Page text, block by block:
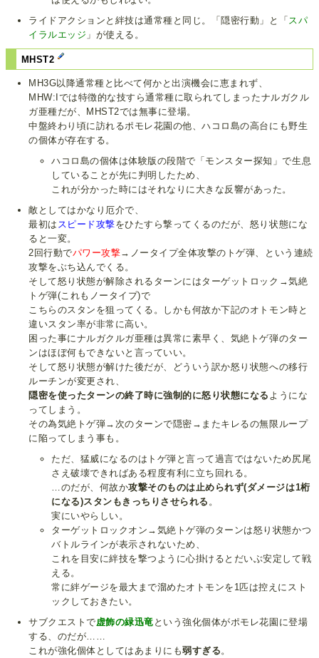
ライドアクションと絆技は通常種と同じ。「隠密行動」と「 スパ
イラルエッジ 」が使える。
MHST2
MH3G以降通常種と比べて何かと出演機会に恵まれず、
MHW:Iでは特徴的な技すら通常種に取られてしまったナルガクル
ガ亜種だが、MHST2では無事に登場。
中盤終わり頃に訪れるポモレ花園の他、ハコロ島の高台にも野生
の個体が存在する。
ハコロ島の個体は体験版の段階で「モンスター探知」で生息
していることが先に判明したため、
これが分かった時にはそれなりに大きな反響があった。
敵としてはかなり厄介で、
最初は スピード攻撃をひたすら撃ってくるのだが、怒り状態にな
ると一変。
2回行動でパワー攻撃→ノータイプ全体攻撃のトゲ弾、という連続
攻撃をぶち込んでくる。
そして怒り状態が解除されるターンにはターゲットロック→気絶
トゲ弾(これもノータイプ)で
こちらのスタンを狙ってくる。しかも何故か下記のオトモン時と
違いスタン率が非常に高い。
困った事にナルガクルガ亜種は異常に素早く、気絶トゲ弾のター
ンはほぼ何もできないと言っていい。
そして怒り状態が解けた後だが、どういう訳か怒り状態への移行
ルーチンが変更され、
隠密を使ったターンの終了時に強制的に怒り状態になる ようにな
ってしまう。
その為気絶トゲ弾→次のターンで隠密→またキレるの無限ループ
に陥ってしまう事も。
ただ、猛威になるのはトゲ弾と言って過言ではないため尻尾
さえ破壊できればある程度有利に立ち回れる。
…のだが、何故か攻撃そのものは止められず(ダメージは1桁
になる)スタンもきっちりさせられる 。
実にいやらしい。
ターゲットロックオン→気絶トゲ弾のターンは怒り状態かつ
バトルラインが表示されないため、
これを目安に絆技を撃つように心掛けるとだいぶ安定して戦
える。
常に絆ゲージを最大まで溜めたオトモンを1匹は控えにスト
ックしておきたい。
サブクエストで虚飾の緑迅竜 という強化個体がポモレ花園に登場
する、のだが……
これが強化個体としてはあまりにも弱すぎる。